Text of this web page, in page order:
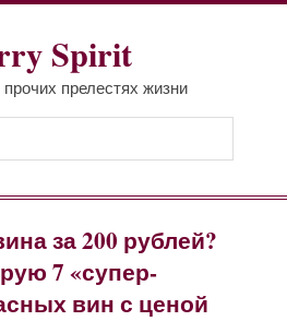
Spirit
прелестях жизни
за 200 рублей?
7 «супер-
вин с ценой